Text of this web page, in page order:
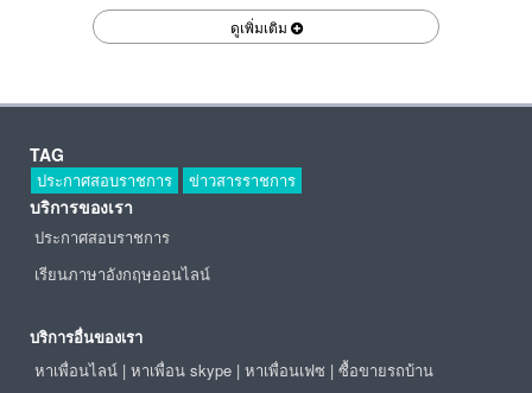
ดูเพิ่มเติม
TAG
ประกาศสอบราชการ ข่าวสารราชการ
บริการของเรา
ประกาศสอบราชการ
เรียนภาษาอังกฤษออนไลน์
บริการอื่นของเรา
หาเพื่อนไลน์ | หาเพื่อน skype | หาเพื่อนเฟซ | ซื้อขายรถบ้าน